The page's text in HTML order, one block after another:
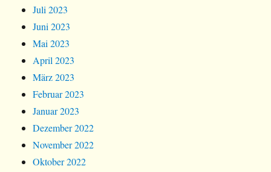
Juli 2023
Juni 2023
Mai 2023
April 2023
März 2023
Februar 2023
Januar 2023
Dezember 2022
November 2022
Oktober 2022